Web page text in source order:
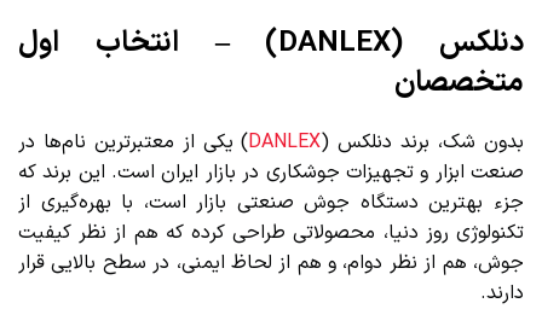
دنلکس (DANLEX) – انتخاب اول
متخصصان
بدون شک، برند دنلکس (DANLEX) یکی از معتبرترین نام‌ها در
صنعت ابزار و تجهیزات جوشکاری در بازار ایران است. این برند که
جزء بهترین دستگاه جوش صنعتی بازار است، با بهره‌گیری از
تکنولوژی روز دنیا، محصولاتی طراحی کرده که هم از نظر کیفیت
جوش، هم از نظر دوام، و هم از لحاظ ایمنی، در سطح بالایی قرار
دارند.